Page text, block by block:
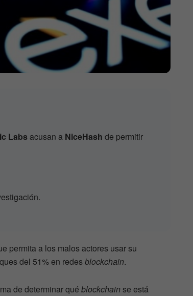
Labs acusan a NiceHash de permitir
permita a los malos actores usar su
del 51% en redesblockchain.
de determinar qué blockchainse está